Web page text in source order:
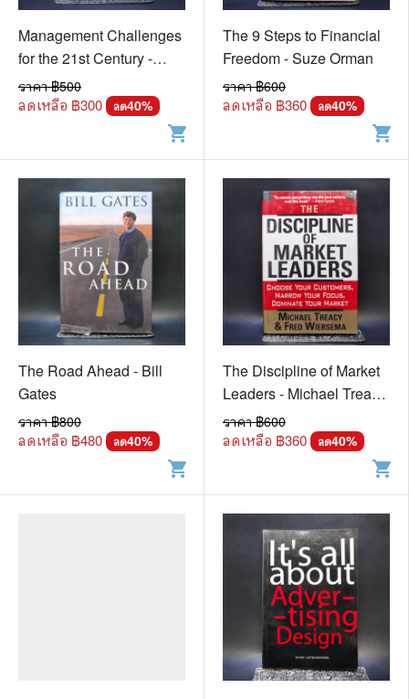
Management Challenges
for the 21st Century -
Peter F. Drucker
ราคา ฿500
ลดเหลือ ฿300 ลด40%
shopping_cart
The 9 Steps to Financial
Freedom - Suze Orman
ราคา ฿600
ลดเหลือ ฿360 ลด40%
shopping_cart
The Road Ahead - Bill
Gates
ราคา ฿800
ลดเหลือ ฿480 ลด40%
shopping_cart
The Discipline of Market
Leaders - Michael Treacy
& Fred Wiersema
ราคา ฿600
ลดเหลือ ฿360 ลด40%
shopping_cart